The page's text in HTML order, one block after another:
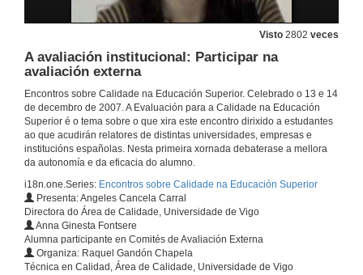
Visto 2802 veces
A avaliación institucional: Participar na
avaliación externa
Encontros sobre Calidade na Educación Superior. Celebrado o 13 e 14
de decembro de 2007. A Evaluación para a Calidade na Educación
Superior é o tema sobre o que xira este encontro dirixido a estudantes
ao que acudirán relatores de distintas universidades, empresas e
institucións españolas. Nesta primeira xornada debaterase a mellora
da autonomía e da eficacia do alumno.
i18n.one.Series: Encontros sobre Calidade na Educación Superior
Presenta: Angeles Cancela Carral
Directora do Área de Calidade, Universidade de Vigo
Anna Ginesta Fontsere
Alumna participante en Comités de Avaliación Externa
Organiza: Raquel Gandón Chapela
Técnica en Calidad, Área de Calidade, Universidade de Vigo
Acto de apertura
O alumno e a Calidade no EEES
Conferencia inaugural
13 de dec. de 2007
Claves do Éxito para o alumno do EEES